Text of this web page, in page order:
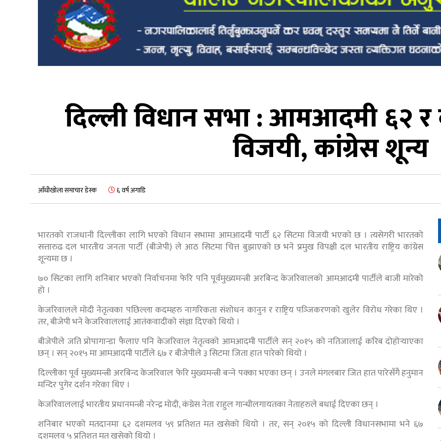
दिल्ली विधान सभा : आमआदमी ६२ र
विजयी, कांग्रेस शून्य
आँधीखोला समाचार डेस्क ६ वर्ष अगाडि
भारतको राजधानी दिल्लीका लागि भएको विधान सभामा आमआदमी पार्टी ६२ सिटमा विजयी भएको छ । त्यसेगरी भारतको
सत्तारुढ दल भारतीय जनता पार्टी (बीजेपी) ले आठ सिटमा चित्त बुझाएको छ भने प्रमुख विपक्षी दल भारतीय राष्ट्रिय कांग्रेस
शून्यमा छ ।
७० सिटका लागि शनिबार भएको निर्वाचनमा फेरि पनि पूर्वमुख्यमन्त्री अरबिन्द केजरिवालको आमआदमी पार्टीले बाजी मारेको
हो ।
केजरिवालले मोदी नेतृत्वका पछिल्ला कदमहरु नागरिकता संशोधन कानुन र राष्ट्रिय पञ्‍जिकरणको खुलेर विरोध गरेका थिए ।
तर, बीजेपी भने केजरिवाललाई आतंकवादीको संज्ञा दिएको थियो ।
बीजेपीले जति प्रोपागान्डा फैलाए पनि केजरिवाल नेतृत्वको आमआदमी पार्टीले सन् २०१५ को नतिजालाई करिब दोहोर्‍याएका
छन् । सन् २०१५ मा आमआदमी पार्टीले ६७ र बीजेपीले ३ सिटमा जिता हात पारेको थियो ।
दिल्लीका पूर्व मुख्यमन्त्री अरबिन्द केजरिवाल फेरि मुख्यमन्त्री बन्‍ने पक्का भएका छन् । उनले मंगलबार जित हात पारेसँगै हनुमान
मन्दिर पुगेर दर्शन गरेका थिए ।
केजरिवाललाई भारतीय प्रधानमन्त्री नरेन्द्र मोदी, कंग्रेस नेता राहुल गान्धीलगायतका नेताहरुले बधाई दिएका छन् ।
शनिबार भएको मतदानमा ६२ दशमलव ५९ प्रतिशत मत खसेको थियो । तर, सन् २०१५ को दिल्ली विधानसभामा भने ६७
दशमलव ५ प्रतिशत मत खसेको थियो ।